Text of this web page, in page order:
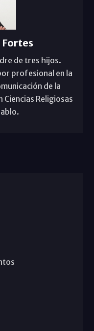
Fortes
de tres hijos.
profesional en la
de la
Ciencias Religiosas